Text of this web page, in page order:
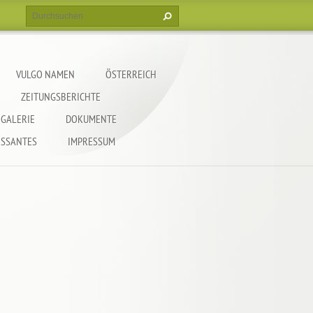
VULGO NAMEN
ÖSTERREICH
ZEITUNGSBERICHTE
DOKUMENTE
IMPRESSUM